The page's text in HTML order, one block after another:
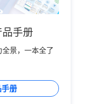
手册
景，一本全了
册